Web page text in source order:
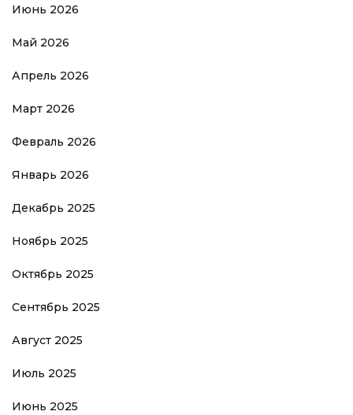
Июнь 2026
Май 2026
Апрель 2026
Март 2026
Февраль 2026
Январь 2026
Декабрь 2025
Ноябрь 2025
Октябрь 2025
Сентябрь 2025
Август 2025
Июль 2025
Июнь 2025